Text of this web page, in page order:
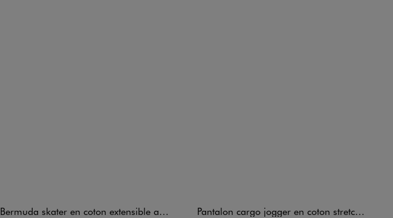
Bermuda skater en coton extensible au coloris unique garçon
Pantalon cargo jogger en coton stretch à taille élastiquée garçon